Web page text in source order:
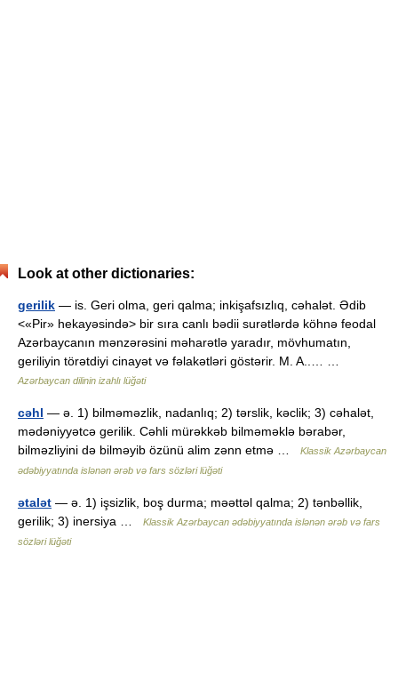
Look at other dictionaries:
gerilik — is. Geri olma, geri qalma; inkişafsızlıq, cəhalət. Ədib
<«Pir» hekayəsində> bir sıra canlı bədii surətlərdə köhnə feodal
Azərbaycanın mənzərəsini məharətlə yaradır, mövhumatın,
geriliyin törətdiyi cinayət və fəlakətləri göstərir. M. A..… …
Azərbaycan dilinin izahlı lüğəti
cəhl — ə. 1) bilməməzlik, nadanlıq; 2) tərslik, kəclik; 3) cəhalət,
mədəniyyətcə gerilik. Cəhli mürəkkəb bilməməklə bərabər,
bilməzliyini də bilməyib özünü alim zənn etmə …
Klassik Azərbaycan
ədəbiyyatında islənən ərəb və fars sözləri lüğəti
ətalət — ə. 1) işsizlik, boş durma; məəttəl qalma; 2) tənbəllik,
gerilik; 3) inersiya …
Klassik Azərbaycan ədəbiyyatında islənən ərəb və fars
sözləri lüğəti